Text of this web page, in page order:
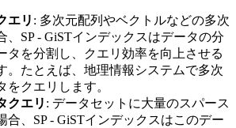
エリ : 多次元配列やベクトルなどの多次
、SP - GiSTインデックスはデータの分
タを分割し、クエリ効率を向上させる
。たとえば、地理情報システムで多次
をクエリします。
クエリ : データセットに大量のスパース
合、SP - GiSTインデックスはこのデー